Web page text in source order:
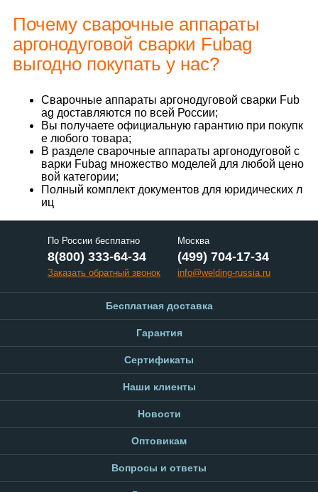
Почему сварочные аппараты
аргонодуговой сварки Fubag
выгодно покупать у нас?
Сварочные аппараты аргонодуговой сварки Fub
ag доставляются по всей России;
Вы получаете официальную гарантию при покупк
е любого товара;
В разделе сварочные аппараты аргонодуговой с
варки Fubag множество моделей для любой цено
вой категории;
Полный комплект документов для юридических л
иц
По России бесплатно
8(800) 333-64-34
Заказать обратный звонок
Москва
(499) 704-17-34
info@welding-russia.ru
Бесплатная доставка
Гарантия
Сертификаты
Наши клиенты
Новости
Оптовикам
Вопросы и ответы